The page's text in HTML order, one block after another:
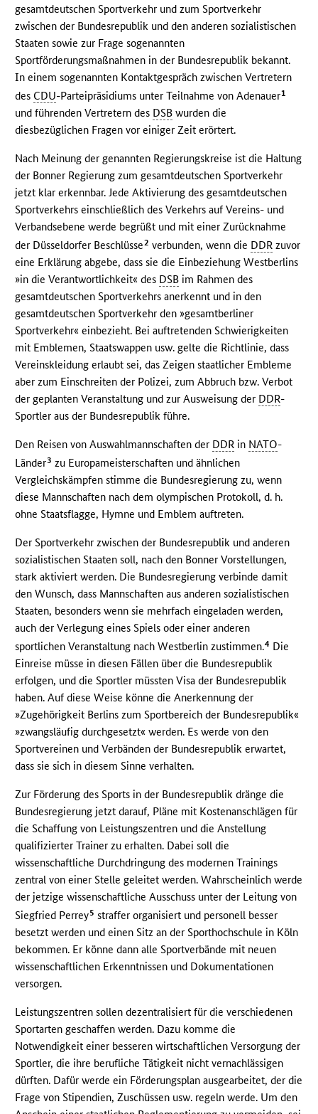
gesamtdeutschen Sportverkehr und zum Sportverkehr
zwischen der Bundesrepublik und den anderen sozialistischen
Staaten sowie zur Frage sogenannten
Sportförderungsmaßnahmen in der Bundesrepublik bekannt.
In einem sogenannten Kontaktgespräch zwischen Vertretern
des CDU-Parteipräsidiums unter Teilnahme von Adenauer1
und führenden Vertretern des DSB wurden die
diesbezüglichen Fragen vor einiger Zeit erörtert.
Nach Meinung der genannten Regierungskreise ist die Haltung
der Bonner Regierung zum gesamtdeutschen Sportverkehr
jetzt klar erkennbar. Jede Aktivierung des gesamtdeutschen
Sportverkehrs einschließlich des Verkehrs auf Vereins- und
Verbandsebene werde begrüßt und mit einer Zurücknahme
der Düsseldorfer Beschlüsse2 verbunden, wenn die DDR zuvor
eine Erklärung abgebe, dass sie die Einbeziehung Westberlins
»in die Verantwortlichkeit« des DSB im Rahmen des
gesamtdeutschen Sportverkehrs anerkennt und in den
gesamtdeutschen Sportverkehr den »gesamtberliner
Sportverkehr« einbezieht. Bei auftretenden Schwierigkeiten
mit Emblemen, Staatswappen usw. gelte die Richtlinie, dass
Vereinskleidung erlaubt sei, das Zeigen staatlicher Embleme
aber zum Einschreiten der Polizei, zum Abbruch bzw. Verbot
der geplanten Veranstaltung und zur Ausweisung der DDR-
Sportler aus der Bundesrepublik führe.
Den Reisen von Auswahlmannschaften der DDR in NATO-
Länder3 zu Europameisterschaften und ähnlichen
Vergleichskämpfen stimme die Bundesregierung zu, wenn
diese Mannschaften nach dem olympischen Protokoll, d. h.
ohne Staatsflagge, Hymne und Emblem auftreten.
Der Sportverkehr zwischen der Bundesrepublik und anderen
sozialistischen Staaten soll, nach den Bonner Vorstellungen,
stark aktiviert werden. Die Bundesregierung verbinde damit
den Wunsch, dass Mannschaften aus anderen sozialistischen
Staaten, besonders wenn sie mehrfach eingeladen werden,
auch der Verlegung eines Spiels oder einer anderen
sportlichen Veranstaltung nach Westberlin zustimmen.4 Die
Einreise müsse in diesen Fällen über die Bundesrepublik
erfolgen, und die Sportler müssten Visa der Bundesrepublik
haben. Auf diese Weise könne die Anerkennung der
»Zugehörigkeit Berlins zum Sportbereich der Bundesrepublik«
»zwangsläufig durchgesetzt« werden. Es werde von den
Sportvereinen und Verbänden der Bundesrepublik erwartet,
dass sie sich in diesem Sinne verhalten.
Zur Förderung des Sports in der Bundesrepublik dränge die
Bundesregierung jetzt darauf, Pläne mit Kostenanschlägen für
die Schaffung von Leistungszentren und die Anstellung
qualifizierter Trainer zu erhalten. Dabei soll die
wissenschaftliche Durchdringung des modernen Trainings
zentral von einer Stelle geleitet werden. Wahrscheinlich werde
der jetzige wissenschaftliche Ausschuss unter der Leitung von
Siegfried Perrey5 straffer organisiert und personell besser
besetzt werden und einen Sitz an der Sporthochschule in Köln
bekommen. Er könne dann alle Sportverbände mit neuen
wissenschaftlichen Erkenntnissen und Dokumentationen
versorgen.
Leistungszentren sollen dezentralisiert für die verschiedenen
Sportarten geschaffen werden. Dazu komme die
Notwendigkeit einer besseren wirtschaftlichen Versorgung der
Sportler, die ihre berufliche Tätigkeit nicht vernachlässigen
dürften. Dafür werde ein Förderungsplan ausgearbeitet, der die
Frage von Stipendien, Zuschüssen usw. regeln werde. Um den